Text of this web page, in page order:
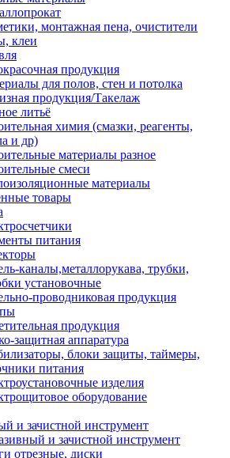
монтажная пена, очистители
клеи
продукция
для полов, стен и потолка
продукция/Такелаж
литьё
химия (смазки, реагенты,
и др)
материалы разное
смеси
материалы
товары
питания
каналы,металлорукава, трубки,
установочные
проводниковая продукция
продукция
защитная аппаратура
блоки защиты, таймеры,
питания
изделия
оборудование
и зачистной инструмент
и зачистной инструмент
отрезные, диски